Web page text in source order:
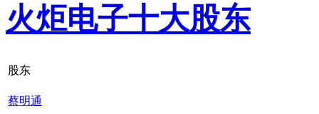
火炬电子十大股东
股东
蔡明通